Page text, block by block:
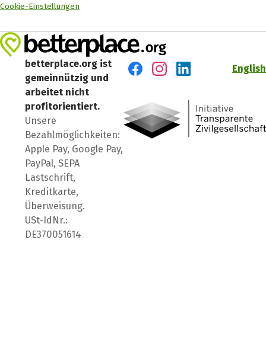
Cookie-Einstellungen
betterplace.org ist
gemeinnützig und
arbeitet nicht
profitorientiert.
Unsere
Bezahlmöglichkeiten:
Apple Pay, Google Pay,
PayPal, SEPA
Lastschrift,
Kreditkarte,
Überweisung.
USt-IdNr.:
DE370051614
English